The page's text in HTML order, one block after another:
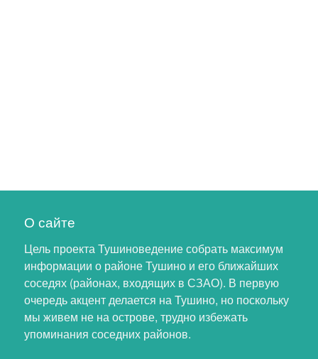
О сайте
Цель проекта Тушиноведение собрать максимум
информации о районе Тушино и его ближайших
соседях (районах, входящих в СЗАО). В первую
очередь акцент делается на Тушино, но поскольку
мы живем не на острове, трудно избежать
упоминания соседних районов.